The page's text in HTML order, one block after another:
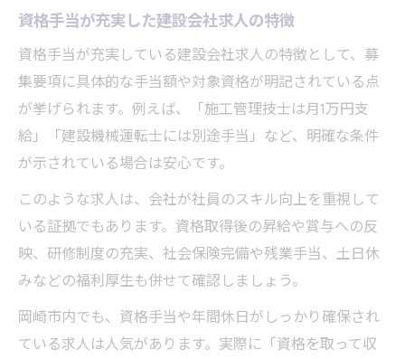
資格手当が充実した建設会社求人の特徴
資格手当が充実している建設会社求人の特徴として、募
集要項に具体的な手当額や対象資格が明記されている点
が挙げられます。例えば、「施工管理技士は月1万円支
給」「建設機械運転士には別途手当」など、明確な条件
が示されている場合は安心です。
このような求人は、会社が社員のスキル向上を重視して
いる証拠でもあります。資格取得後の昇給や賞与への反
映、研修制度の充実、社会保険完備や残業手当、土日休
みなどの福利厚生も併せて確認しましょう。
岡崎市内でも、資格手当や年間休日がしっかり確保され
ている求人は人気があります。実際に「資格を取って収